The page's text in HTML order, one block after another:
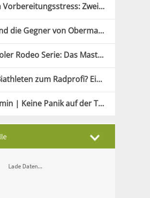
FCS im Vorbereitungsstress: Zwei Tage, drei Tests
Das sind die Gegner von Obermais und Virtus Bozen
Südtiroler Rodeo Serie: Das Masters in Tramin kann kommen
Vom Biathleten zum Radprofi? Ein Franzose zeigt, wie es geht
| Keine Panik auf der Titanic
Lade Daten...